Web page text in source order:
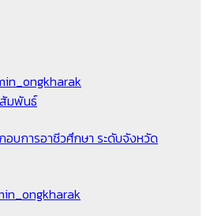
มพันธ์
อบการอาชีวศึกษา ระดับจังหวัด